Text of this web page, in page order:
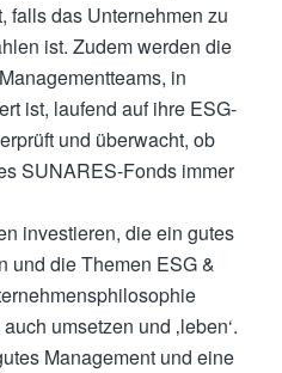
falls das Unternehmen zu
ist. Zudem werden die
in
ist, laufend auf ihre ESG-
und überwacht, ob
SUNARES-Fonds immer
investieren, die ein gutes
und die Themen ESG &
umsetzen und ‚leben‘.
Management und eine